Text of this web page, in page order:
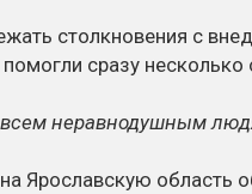
столкновения с
сразу
неравнодушным
Ярославскую область